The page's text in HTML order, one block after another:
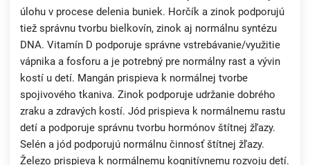
úlohu v procese delenia buniek. Horčík a zinok podporujú
tiež správnu tvorbu bielkovín, zinok aj normálnu syntézu
DNA. Vitamín D podporuje správne vstrebávanie/využitie
vápnika a fosforu a je potrebný pre normálny rast a vývin
kostí u detí. Mangán prispieva k normálnej tvorbe
spojivového tkaniva. Zinok podporuje udržanie dobrého
zraku a zdravých kostí. Jód prispieva k normálnemu rastu
detí a podporuje správnu tvorbu hormónov štítnej žľazy.
Selén a jód podporujú normálnu činnosť štítnej žľazy.
Železo prispieva k normálnemu kognitívnemu rozvoju detí.